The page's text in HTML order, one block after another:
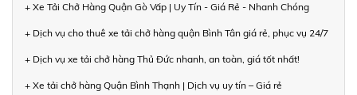
+ Xe Tải Chở Hàng Quận Gò Vấp | Uy Tín - Giá Rẻ - Nhanh Chóng
+ Dịch vụ cho thuê xe tải chở hàng quận Bình Tân giá rẻ, phục vụ 24/7
+ Dịch vụ xe tải chở hàng Thủ Đức nhanh, an toàn, giá tốt nhất!
+ Xe tải chở hàng Quận Bình Thạnh | Dịch vụ uy tín – Giá rẻ